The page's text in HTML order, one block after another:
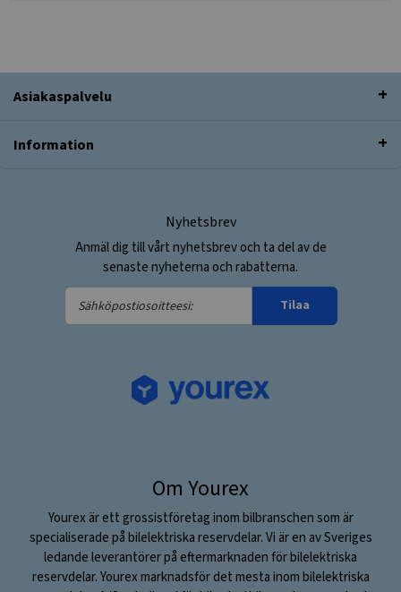
Asiakaspalvelu
Information
Nyhetsbrev
Anmäl dig till vårt nyhetsbrev och ta del av de
senaste nyheterna och rabatterna.
Sähköpostiosoitteesi:
Tilaa
Om Yourex
Yourex är ett grossistföretag inom bilbranschen som är
specialiserade på bilelektriska reservdelar. Vi är en av Sveriges
ledande leverantörer på eftermarknaden för bilelektriska
reservdelar. Yourex marknadsför det mesta inom bilelektriska